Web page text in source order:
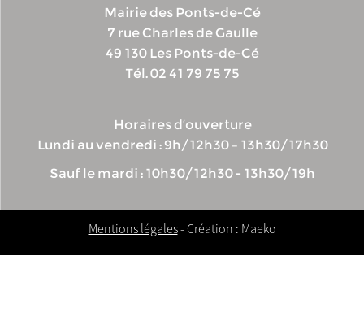
Mairie des Ponts-de-Cé
7 rue Charles de Gaulle
49 130 Les Ponts-de-Cé
Tél. 02 41 79 75 75
Horaires d’ouverture
Lundi au vendredi : 9h/12h30 – 13h30/17h30
Sauf le mardi : 10h30/12h30 - 13h30/19h
Mentions légales- Création : Maeko